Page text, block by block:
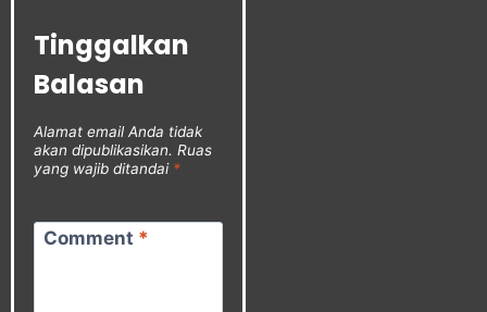
Tinggalkan
Balasan
Alamat email Anda tidak
akan dipublikasikan. Ruas
yang wajib ditandai *
Comment *